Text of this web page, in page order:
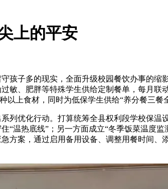
上的平安
子多的现实，全面升级校园餐饮办事的缩
敏、肥胖等特殊学生供给定制餐单，每月
上食材，同时为低保学生供给“养分餐三餐
优化行动。打算统筹全县权利段学校保温
“温热底线”；另一方面成立“冬季饭菜温度
方案，通过启用备用设备、调整用餐时间